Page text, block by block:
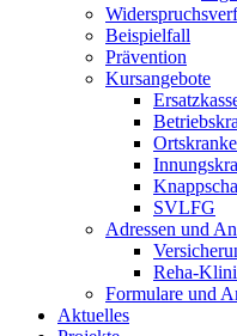
Beispielfall
Prävention
Kursangebote
SVLFG
Adressen und
Reha-
Formulare und
Aktuelles